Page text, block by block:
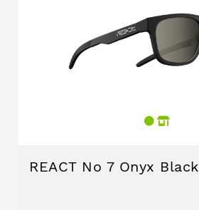
REACT No 7 Onyx Black